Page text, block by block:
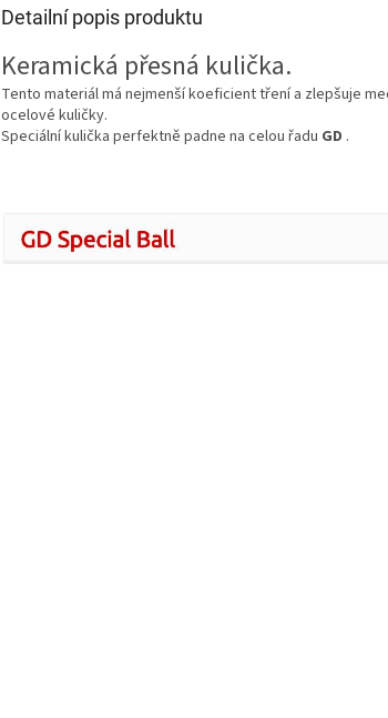
Detailní popis produktu
Keramická přesná kulička.
Tento materiál má nejmenší koeficient tření a zlepšuje
ocelové kuličky.
Speciální kulička perfektně padne na celou řadu GD .